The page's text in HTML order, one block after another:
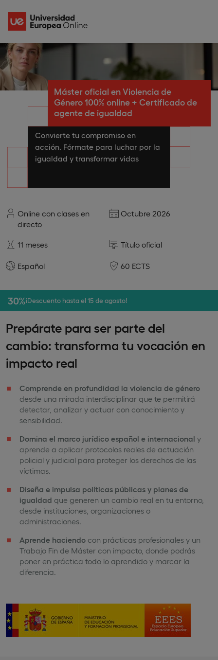
Máster oficial en Violencia de
Género 100% online + Certificado de
agente de igualdad
Convierte tu compromiso en
acción. Fórmate para luchar por la
igualdad y transformar vidas
Prepárate para ser parte del
cambio: transforma tu vocación en
impacto real
Comprende en profundidad la violencia de género
desde una mirada interdisciplinar que te permitirá
detectar, analizar y actuar con conocimiento y
sensibilidad.
Domina el marco jurídico español e internacional y
aprende a aplicar protocolos reales de actuación
policial y judicial para proteger los derechos de las
víctimas.
Diseña e impulsa políticas públicas y planes de
igualdad que generen un cambio real en tu entorno,
desde instituciones, organizaciones o
administraciones.
Aprende haciendo con prácticas profesionales y un
Trabajo Fin de Máster con impacto, donde podrás
poner en práctica todo lo aprendido y marcar la
diferencia.
Online con clases en
directo
Octubre 2026
11 meses Título oficial
Español 60 ECTS
30%¡Descuento hasta el 15 de agosto!